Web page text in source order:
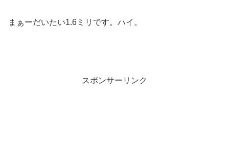
まぁーだいたい1.6ミリです。ハイ。
スポンサーリンク